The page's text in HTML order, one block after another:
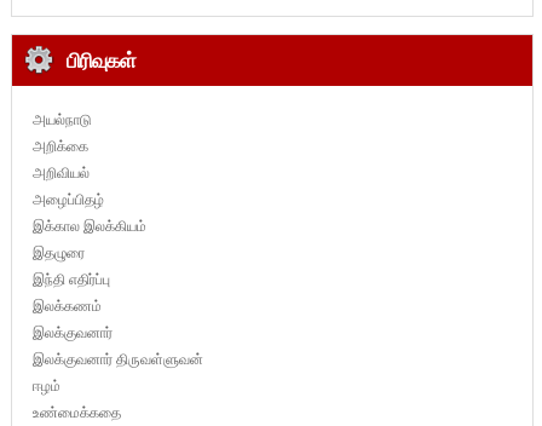
பிரிவுகள்
அயல்நாடு
அறிக்கை
அறிவியல்
அழைப்பிதழ்
இக்கால இலக்கியம்
இதழுரை
இந்தி எதிர்ப்பு
இலக்கணம்
இலக்குவனார்
இலக்குவனார் திருவள்ளுவன்
ஈழம்
உண்மைக்கதை